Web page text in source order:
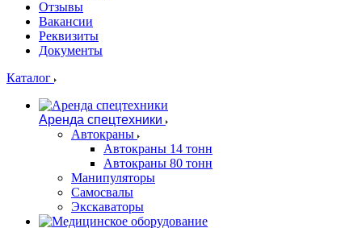
Отзывы
Вакансии
Реквизиты
Документы
Каталог
Аренда спецтехники
Автокраны
Автокраны 14 тонн
Автокраны 80 тонн
Манипуляторы
Самосвалы
Экскаваторы